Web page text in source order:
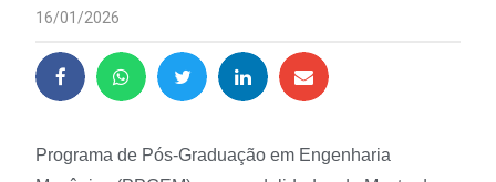
16/01/2026
Programa de Pós-Graduação em Engenharia